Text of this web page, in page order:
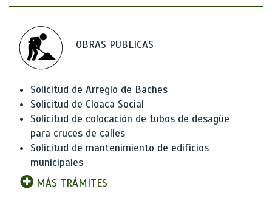
OBRAS PUBLICAS
Solicitud de Arreglo de Baches
Solicitud de Cloaca Social
Solicitud de colocación de tubos de desagüe
para cruces de calles
Solicitud de mantenimiento de edificios
municipales
MÁS TRÁMITES